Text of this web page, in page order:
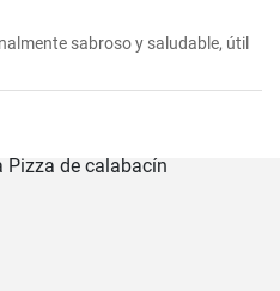
sabroso y saludable, útil